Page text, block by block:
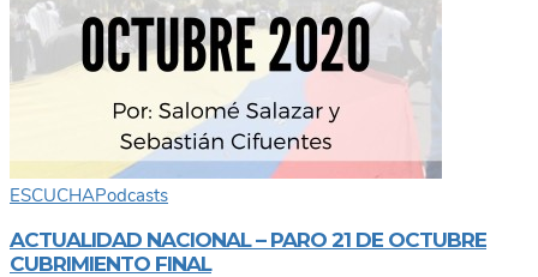
ESCUCHAPodcasts
ACTUALIDAD NACIONAL – PARO 21 DE OCTUBRE
CUBRIMIENTO FINAL